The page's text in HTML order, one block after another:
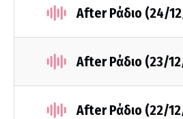
After Ράδιο (24/
After Ράδιο (23/
After Ράδιο (22/